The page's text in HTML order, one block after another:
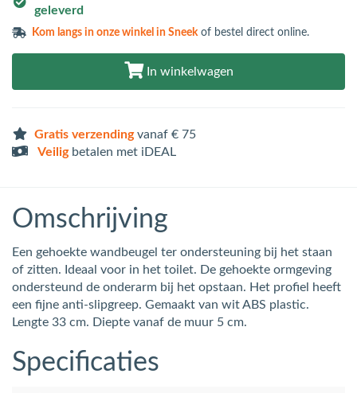
geleverd
Kom langs inonze winkel in Sneekof bestel direct online.
In winkelwagen
Gratis verzendingvanaf € 75
Veiligbetalen met iDEAL
Omschrijving
Een gehoekte wandbeugel ter ondersteuning bij het staan
of zitten. Ideaal voor in het toilet. De gehoekte ormgeving
ondersteund de onderarm bij het opstaan. Het profiel heeft
een fijne anti-slipgreep. Gemaakt van wit ABS plastic.
Lengte 33 cm. Diepte vanaf de muur 5 cm.
Specificaties